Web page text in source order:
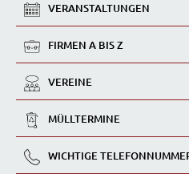
VERANSTALTUNGEN
FIRMEN A BIS Z
VEREINE
MÜLLTERMINE
WICHTIGE